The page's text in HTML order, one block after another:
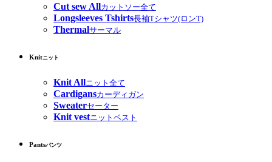
Cut sew Allカットソー全て
Longsleeves Tshirts長袖Tシャツ(ロンT)
Thermalサーマル
Knitニット
Knit Allニット全て
Cardigansカーディガン
Sweaterセーター
Knit vestニットベスト
Pantsパンツ